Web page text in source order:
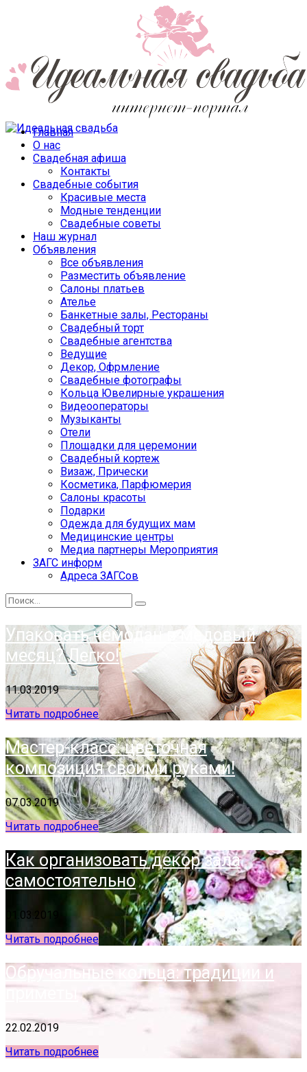
Главная
О нас
Свадебная афиша
Контакты
Свадебные события
Красивые места
Модные тенденции
Свадебные советы
Наш журнал
Объявления
Все объявления
Разместить объявление
Салоны платьев
Ателье
Банкетные залы, Рестораны
Свадебный торт
Свадебные агентства
Ведущие
Декор, Офрмление
Свадебные фотографы
Кольца Ювелирные украшения
Видеооператоры
Музыканты
Отели
Площадки для церемонии
Свадебный кортеж
Визаж, Прически
Косметика, Парфюмерия
Салоны красоты
Подарки
Одежда для будущих мам
Медицинские центры
Медиа партнеры Мероприятия
ЗАГС информ
Адреса ЗАГСов
Упаковать чемодан в медовый
месяц? Легко!
11.03.2019
Читать подробнее
Мастер-класс: цветочная
композиция своими руками!
07.03.2019
Читать подробнее
Как организовать декор зала
самостоятельно
01.03.2019
Читать подробнее
Обручальные кольца: традиции и
приметы
22.02.2019
Читать подробнее